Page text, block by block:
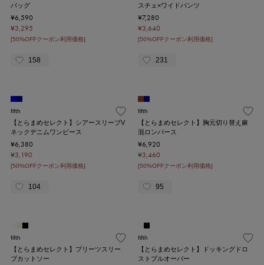
バッグ
¥6,590
¥3,295
[50%OFFクーポン利用価格]
158
スチェ×ワイドパンツ
¥7,280
¥3,640
[50%OFFクーポン利用価格]
231
fifth
【とらまめセレクト】シアースリーブV
ネックデニムワンピース
¥6,380
¥3,190
[50%OFFクーポン利用価格]
104
fifth
【とらまめセレクト】胸元切り替え麻
混ロンパース
¥6,920
¥3,460
[50%OFFクーポン利用価格]
95
fifth
【とらまめセレクト】プリーツスリー
ブカットソー
fifth
【とらまめセレクト】ドッキングドロ
ストプルオーバー